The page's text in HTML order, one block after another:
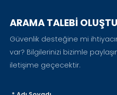
ARAMA TALEBİ
Güvenlik desteğine mi
var? Bilgilerinizi bizimle
iletişime geçecektir.